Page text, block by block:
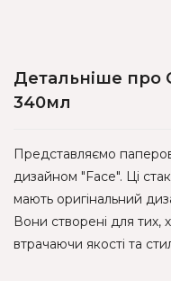
Детальніше про
340мл
Представляємо
дизайном "Face". Ці
мають оригінальний
Вони створені для тих,
втрачаючи якості та